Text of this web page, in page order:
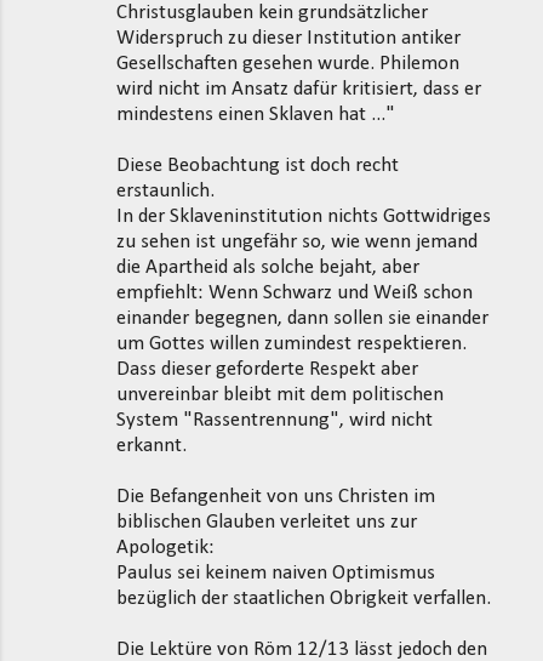
Christusglauben kein grundsätzlicher
Widerspruch zu dieser Institution antiker
Gesellschaften gesehen wurde. Philemon
wird nicht im Ansatz dafür kritisiert, dass er
mindestens einen Sklaven hat ..."
Diese Beobachtung ist doch recht
erstaunlich.
In der Sklaveninstitution nichts Gottwidriges
zu sehen ist ungefähr so, wie wenn jemand
die Apartheid als solche bejaht, aber
empfiehlt: Wenn Schwarz und Weiß schon
einander begegnen, dann sollen sie einander
um Gottes willen zumindest respektieren.
Dass dieser geforderte Respekt aber
unvereinbar bleibt mit dem politischen
System "Rassentrennung", wird nicht
erkannt.
Die Befangenheit von uns Christen im
biblischen Glauben verleitet uns zur
Apologetik:
Paulus sei keinem naiven Optimismus
bezüglich der staatlichen Obrigkeit verfallen.
Die Lektüre von Röm 12/13 lässt jedoch den